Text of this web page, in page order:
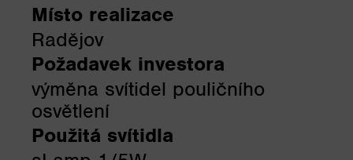
Místo realizace
Radějov
Požadavek investora
výměna svítidel pouličního
osvětlení
Použitá svítidla